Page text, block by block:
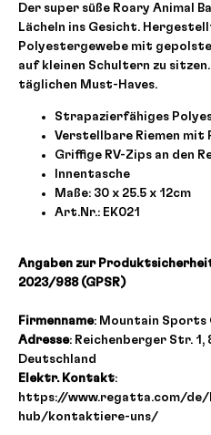
Der super süße Roary Animal
Lächeln ins Gesicht.
Polyestergewebe mit
auf kleinen Schultern zu
täglichen Must-Haves.
Strapazierfähiges
Verstellbare Riemen mit
Griffige RV-Zips an den
Innentasche
Maße: 30 x 25.5 x 12cm
Art.Nr.: EK021
Angaben zur
2023/988 (GPSR)
Firmenname: Mountain Sports
Adresse: Reichenberger Str. 1,
Deutschland
Elektr. Kontakt:
https://www.regatta.com/de/
hub/kontaktiere-uns/